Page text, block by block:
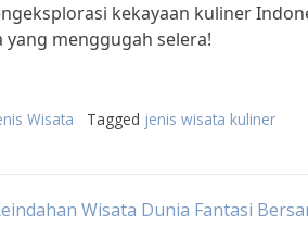
kekayaan kuliner
yang menggugah selera!
Wisata Tagged jenis wisata kuliner
Wisata Dunia Fantasi